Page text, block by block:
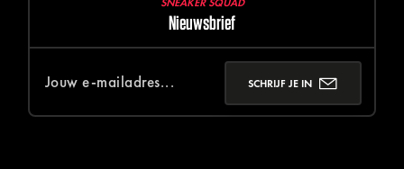
Nieuwsbrief
SCHRIJF JE IN